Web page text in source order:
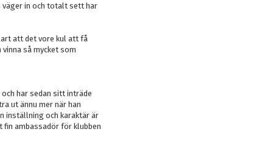
in och totalt sett har
att det vore kul att få
så mycket som
har sedan sitt inträde
ut ännu mer när han
inställning och karaktär är
fin ambassadör för klubben